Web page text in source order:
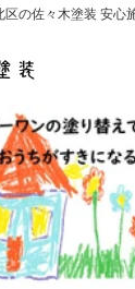
の佐々木塗装 安心